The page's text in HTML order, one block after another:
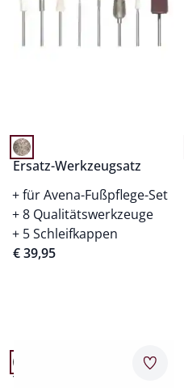
Ersatz-Werkzeugsatz
für Avena-Fußpflege-Set
8 Qualitätswerkzeuge
5 Schleifkappen
€ 39,95
Artikel 15 von 20.
Tifall Nageletui Echtleder